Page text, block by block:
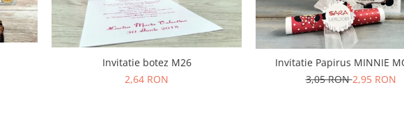
Invitatie botez M26
2,64 RON
Invitatie Papirus MINNIE
3,05 RON2,95 RON